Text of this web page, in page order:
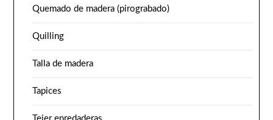
Quemado de madera (pirograbado)
Quilling
Talla de madera
Tapices